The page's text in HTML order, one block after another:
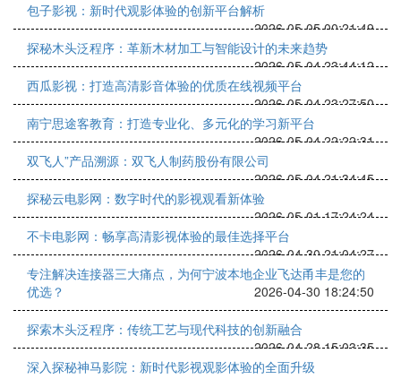
包子影视：新时代观影体验的创新平台解析
2026-05-05 00:21:49
探秘木头泛程序：革新木材加工与智能设计的未来趋势
2026-05-04 23:44:12
西瓜影视：打造高清影音体验的优质在线视频平台
2026-05-04 23:27:50
南宁思途客教育：打造专业化、多元化的学习新平台
2026-05-04 22:22:31
双飞人”产品溯源：双飞人制药股份有限公司
2026-05-04 21:34:45
探秘云电影网：数字时代的影视观看新体验
2026-05-01 17:24:24
不卡电影网：畅享高清影视体验的最佳选择平台
2026-04-30 21:04:27
专注解决连接器三大痛点，为何宁波本地企业飞达甬丰是您的
优选？
2026-04-30 18:24:50
探索木头泛程序：传统工艺与现代科技的创新融合
2026-04-28 15:03:35
深入探秘神马影院：新时代影视观影体验的全面升级